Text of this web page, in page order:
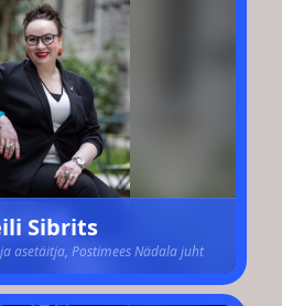
Sibrits
asetäitja, Postimees Nädala juht